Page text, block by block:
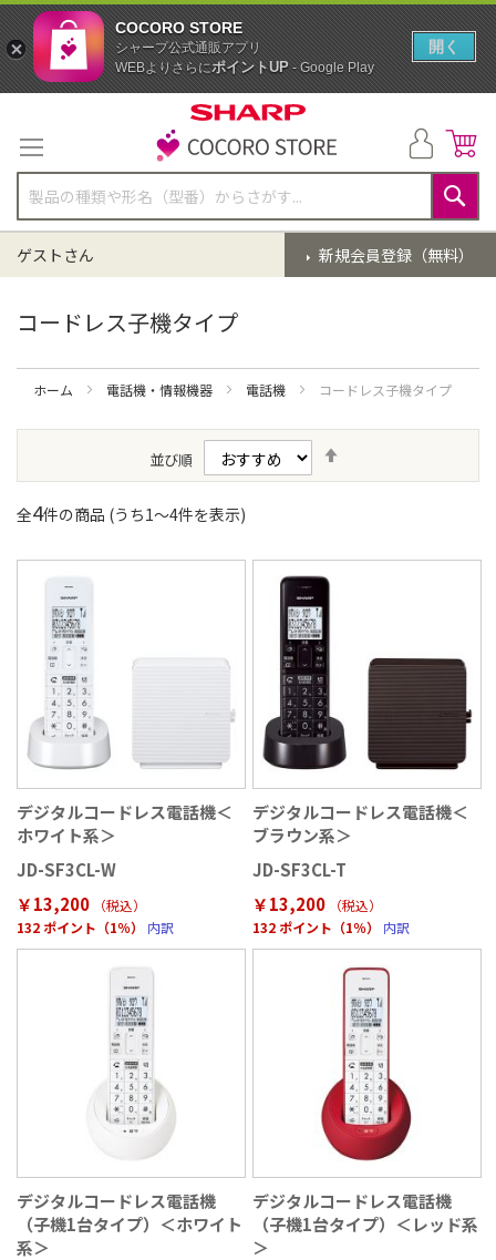
テ
ン
ツ
に
ス
キ
ッ
検
索
新規会員登録（無料）
ゲストさん
コードレス子機タイプ
ホーム 電話機・情報機器 電話機 コードレス子機タイプ
並び順
全4件の商品 (うち1〜4件を表示)
デジタルコードレス電話機＜
ホワイト系＞
JD-SF3CL-W
￥13,200
（税込）
132 ポイント（1％）
内訳
デジタルコードレス電話機＜
ブラウン系＞
JD-SF3CL-T
￥13,200
（税込）
132 ポイント（1％）
内訳
デジタルコードレス電話機
（子機1台タイプ）＜ホワイト
系＞
デジタルコードレス電話機
（子機1台タイプ）＜レッド系
＞
COCORO STORE
シャープ公式通販アプリ
WEBよりさらにポイントUP- Google Play
開く